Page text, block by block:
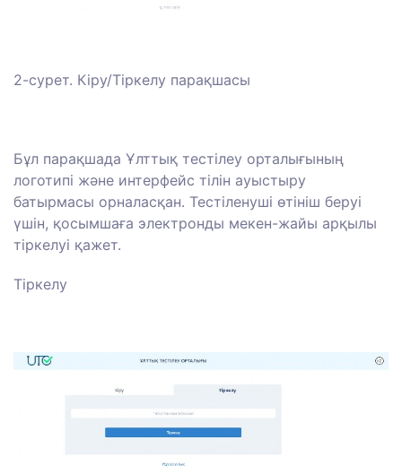
2-сурет. Кіру/Тіркелу парақшасы
Бұл парақшада Ұлттық тестілеу орталығының
логотипі және интерфейс тілін ауыстыру
батырмасы орналасқан. Тестіленуші өтініш беруі
үшін, қосымшаға электронды мекен-жайы арқылы
тіркелуі қажет.
Тіркелу